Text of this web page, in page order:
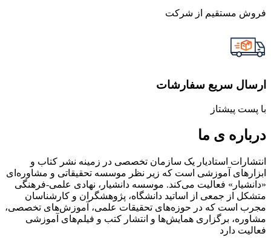
فروش مستقیم از شرکت
ارسال سریع سفارشات
با پست پیشتاز
درباره ی ما
انتشارات استادیار یک سازمان تخصصی در زمینه نشر کتاب و
ابزارهای آموزشی است که زیر نظر موسسه تحقیقاتی و مشاوره‌ای
«دانشیار» فعالیت می‌کند. موسسه دانشیار، نهادی علمی-فرهنگی
متشکل از جمعی از اساتید دانشگاه، پژوهشگران و کارشناسان
مجرب است که در حوزه‌های تحقیقات علمی، آموزش‌های تخصصی،
مشاوره، برگزاری همایش‌ها و انتشار کتب و فیلم‌های آموزشی
فعالیت دارد